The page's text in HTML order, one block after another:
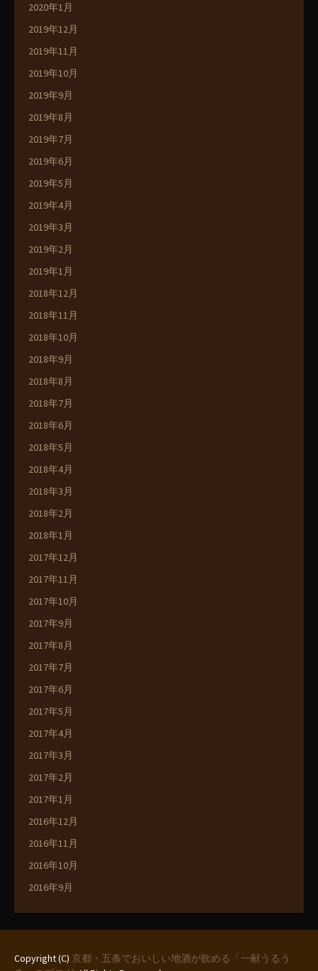
2020年1月
2019年12月
2019年11月
2019年10月
2019年9月
2019年8月
2019年7月
2019年6月
2019年5月
2019年4月
2019年3月
2019年2月
2019年1月
2018年12月
2018年11月
2018年10月
2018年9月
2018年8月
2018年7月
2018年6月
2018年5月
2018年4月
2018年3月
2018年2月
2018年1月
2017年12月
2017年11月
2017年10月
2017年9月
2017年8月
2017年7月
2017年6月
2017年5月
2017年4月
2017年3月
2017年2月
2017年1月
2016年12月
2016年11月
2016年10月
2016年9月
Copyright (C) 京都・五条でおいしい地酒が飲める「一献うるう